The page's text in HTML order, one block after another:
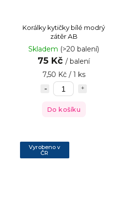
Korálky kytičky bílé modrý
zátěr AB
Skladem (>20 balení)
75 Kč / balení
7,50 Kč / 1 ks
Do košíku
Vyrobeno v
ČR